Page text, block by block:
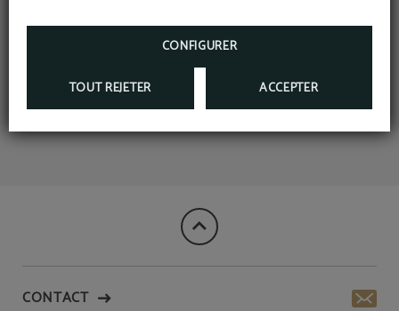
CONFIGURER
TOUT REJETER ACCEPTER
15% de réduction exclusive sur le
site
CONTACT